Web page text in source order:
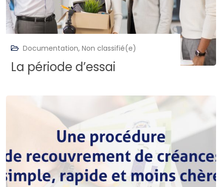
Documentation, Non classifié(e)
La période d’essai